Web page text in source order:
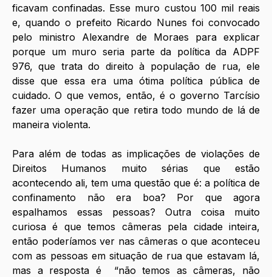
ficavam confinadas. Esse muro custou 100 mil reais
e, quando o prefeito Ricardo Nunes foi convocado
pelo ministro Alexandre de Moraes para explicar
porque um muro seria parte da política da ADPF
976, que trata do direito à população de rua, ele
disse que essa era uma ótima política pública de
cuidado. O que vemos, então, é o governo Tarcísio
fazer uma operação que retira todo mundo de lá de
maneira violenta.
Para além de todas as implicações de violações de
Direitos Humanos muito sérias que estão
acontecendo ali, tem uma questão que é: a política de
confinamento não era boa? Por que agora
espalhamos essas pessoas? Outra coisa muito
curiosa é que temos câmeras pela cidade inteira,
então poderíamos ver nas câmeras o que aconteceu
com as pessoas em situação de rua que estavam lá,
mas a resposta é  “não temos as câmeras, não